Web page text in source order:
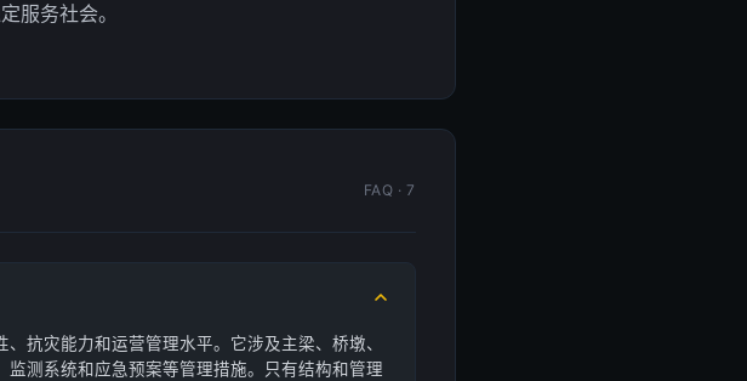
服务社会。
FAQ · 7
抗灾能力和运营管理水平。它涉及主梁、桥墩、
测系统和应急预案等管理措施。只有结构和管理